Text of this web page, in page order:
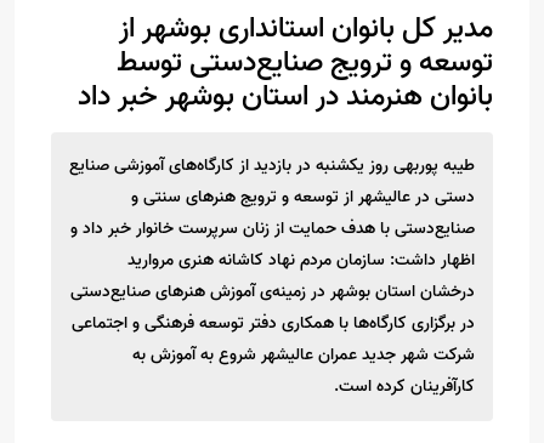
مدیر کل بانوان استانداری بوشهر از
توسعه و ترویج صنایع‌دستی توسط
بانوان هنرمند در استان بوشهر خبر داد
طیبه پوربهی روز یکشنبه در بازدید از کارگاه‌های آموزشی صنایع
دستی در عالیشهر از توسعه و ترویج هنرهای سنتی و
صنایع‌دستی با هدف حمایت از زنان سرپرست خانوار خبر داد و
اظهار داشت: سازمان مردم نهاد کاشانه هنری مروارید
درخشان استان بوشهر در زمینه‌ی آموزش هنرهای صنایع‌دستی
در برگزاری کارگاه‌ها با همکاری دفتر توسعه فرهنگی و اجتماعی
شرکت شهر جدید عمران عالیشهر شروع به آموزش به
کارآفرینان کرده است.